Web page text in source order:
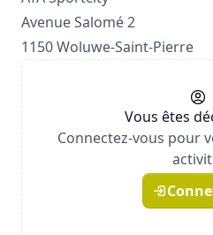
Avenue Salomé 2
1150 Woluwe-Saint-Pierre
Vous êtes
Connectez-vous pour